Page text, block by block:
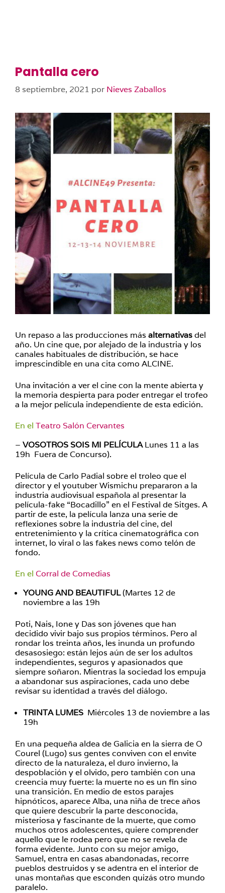
Pantalla cero
8 septiembre, 2021 por Nieves Zaballos
Un repaso a las producciones más alternativasdel
año. Un cine que, por alejado de la industria y los
canales habituales de distribución, se hace
imprescindible en una cita como ALCINE.
Una invitación a ver el cine con la mente abierta y
la memoria despierta para poder entregar el trofeo
a la mejor película independiente de esta edición.
En el Teatro Salón Cervantes
– VOSOTROS SOIS MI PELÍCULALunes 11 a las
19h Fuera de Concurso).
Película de Carlo Padial sobre el troleo que el
director y el youtuber Wismichu prepararon a la
industria audiovisual española al presentar la
película-fake “Bocadillo” en el Festival de Sitges. A
partir de este, la película lanza una serie de
reflexiones sobre la industria del cine, del
entretenimiento y la crítica cinematográfica con
internet, lo viral o las fakes news como telón de
fondo.
En el Corral de Comedias
YOUNG AND BEAUTIFUL(Martes 12 de
noviembre a las 19h
Poti, Nais, Ione y Das son jóvenes que han
decidido vivir bajo sus propios términos. Pero al
rondar los treinta años, les inunda un profundo
desasosiego: están lejos aún de ser los adultos
independientes, seguros y apasionados que
siempre soñaron. Mientras la sociedad los empuja
a abandonar sus aspiraciones, cada uno debe
revisar su identidad a través del diálogo.
TRINTA LUMES Miércoles 13 de noviembre a las
19h
En una pequeña aldea de Galicia en la sierra de O
Courel (Lugo) sus gentes conviven con el envite
directo de la naturaleza, el duro invierno, la
despoblación y el olvido, pero también con una
creencia muy fuerte: la muerte no es un fin sino
una transición. En medio de estos parajes
hipnóticos, aparece Alba, una niña de trece años
que quiere descubrir la parte desconocida,
misteriosa y fascinante de la muerte, que como
muchos otros adolescentes, quiere comprender
aquello que le rodea pero que no se revela de
forma evidente. Junto con su mejor amigo,
Samuel, entra en casas abandonadas, recorre
pueblos destruidos y se adentra en el interior de
unas montañas que esconden quizás otro mundo
paralelo.